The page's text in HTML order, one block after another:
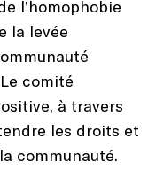
l’homophobie
la levée
comité
à travers
les droits et
communauté.